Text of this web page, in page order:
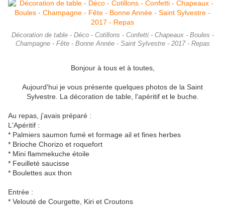
Décoration de table - Déco - Cotillons - Confetti - Chapeaux - Boules -
Champagne - Fête - Bonne Année - Saint Sylvestre - 2017 - Repas
Bonjour à tous et à toutes,
Aujourd'hui je vous présente quelques photos de la Saint
Sylvestre. La décoration de table, l'apéritif et le buche.
Au repas, j'avais préparé :
L'Apéritif :
* Palmiers saumon fumé et formage ail et fines herbes
* Brioche Chorizo et roquefort
* Mini flammekuche étoile
* Feuilleté saucisse
* Boulettes aux thon
Entrée :
* Velouté de Courgette, Kiri et Croutons